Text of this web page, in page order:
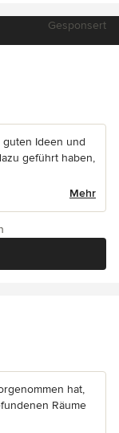
Gesponsert
Ideen und
geführt haben,
Mehr
hat,
Räume